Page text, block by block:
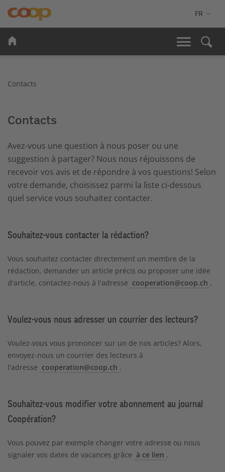
Contacts
Contacts
Avez-vous une question à nous poser ou une
suggestion à partager? Nous nous réjouissons de
recevoir vos avis et de répondre à vos questions! Selon
votre demande, choisissez parmi la liste ci-dessous
quel service vous souhaitez contacter.
Souhaitez-vous contacter la rédaction?
Vous souhaitez contacter directement un membre de la
rédaction, demander un article précis ou proposer une idée
d'article, contactez-nous à l'adresse cooperation@coop.ch .
Voulez-vous nous adresser un courrier des lecteurs?
Voulez-vous vous prononcer sur un de nos articles? Alors,
envoyez-nous un courrier des lecteurs à
l'adresse cooperation@coop.ch .
Souhaitez-vous modifier votre abonnement au journal
Coopération?
Vous pouvez par exemple changer votre adresse ou nous
signaler vos dates de vacances grâce à ce lien .